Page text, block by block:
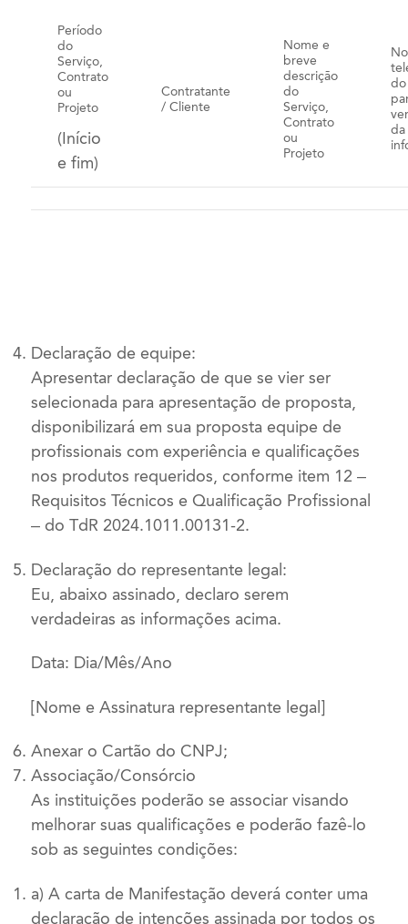
Período
do
Serviço,
Contrato
ou
Projeto
(Início
e fim)
Contratante
/ Cliente
Nome e
breve
descrição
do
Serviço,
Contrato
ou
Projeto
da
Declaração de equipe:
Apresentar declaração de que se vier ser
selecionada para apresentação de proposta,
disponibilizará em sua proposta equipe de
profissionais com experiência e qualificações
nos produtos requeridos, conforme item 12 –
Requisitos Técnicos e Qualificação Profissional
– do TdR 2024.1011.00131-2.
Declaração do representante legal:
Eu, abaixo assinado, declaro serem
verdadeiras as informações acima.
Data: Dia/Mês/Ano
[Nome e Assinatura representante legal]
Anexar o Cartão do CNPJ;
Associação/Consórcio
As instituições poderão se associar visando
melhorar suas qualificações e poderão fazê-lo
sob as seguintes condições:
a) A carta de Manifestação deverá conter uma
declaração de intenções assinada por todos os